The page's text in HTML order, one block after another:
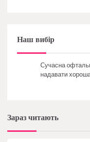
Наш вибір
Сучасна
надавати хороша
Зараз читають